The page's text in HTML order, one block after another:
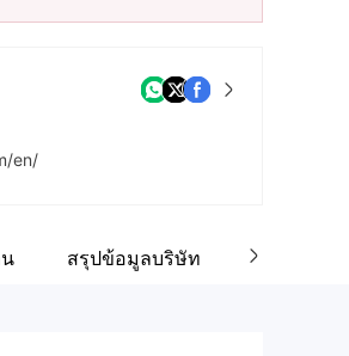
en/
สรุปข้อมูลบริษัท ความคิดเ